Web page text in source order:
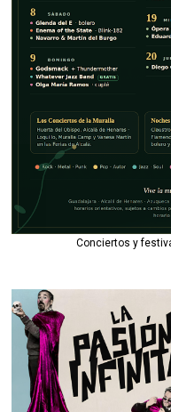
Conciertos y